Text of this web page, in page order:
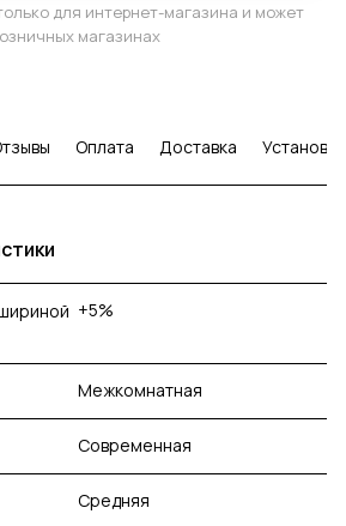
для интернет-магазина и может
магазинах
Оплата Доставка Установка
+5%
Межкомнатная
Современная
Средняя